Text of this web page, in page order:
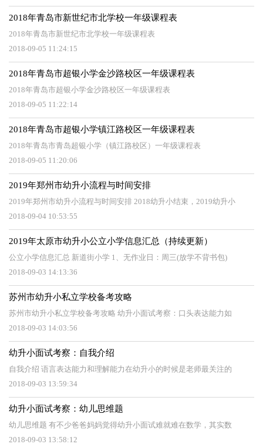
2018年青岛市新世纪市北学校一年级课程表
2018年青岛市新世纪市北学校一年级课程表
2018-09-05 11:24:15
2018年青岛市超银小学金沙路校区一年级课程表
2018年青岛市超银小学金沙路校区一年级课程表
2018-09-05 11:22:14
2018年青岛市超银小学镇江路校区一年级课程表
2018年青岛市青岛超银小学（镇江路校区）一年级课程表
2018-09-05 11:20:06
2019年郑州市幼升小流程与时间安排
2019年郑州市幼升小流程与时间安排 2018幼升小结束，2019幼升小
2018-09-04 10:53:55
2019年太原市幼升小公立小学信息汇总（持续更新）
公立小学信息汇总 新道街小学 1、无作业日：周三(放学不背书包)
2018-09-03 14:13:36
苏州市幼升小私立学校备考攻略
苏州市幼升小私立学校备考攻略 幼升小面试考察：口头表达能力如
2018-09-03 14:03:56
幼升小面试考察：自我介绍
自我介绍 语言表达能力和理解能力在幼升小的时候是老师最关注的
2018-09-03 13:59:34
幼升小面试考察：幼儿思维题
幼儿思维题 有不少爸爸妈妈觉得幼升小面试难就难在数学，其实数
2018-09-03 13:58:12